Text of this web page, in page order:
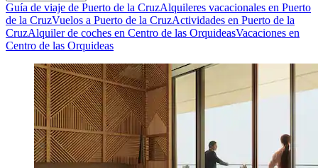
Guía de viaje de Puerto de la CruzAlquileres vacacionales en Puerto
de la CruzVuelos a Puerto de la CruzActividades en Puerto de la
CruzAlquiler de coches en Centro de las OrquideasVacaciones en
Centro de las Orquideas